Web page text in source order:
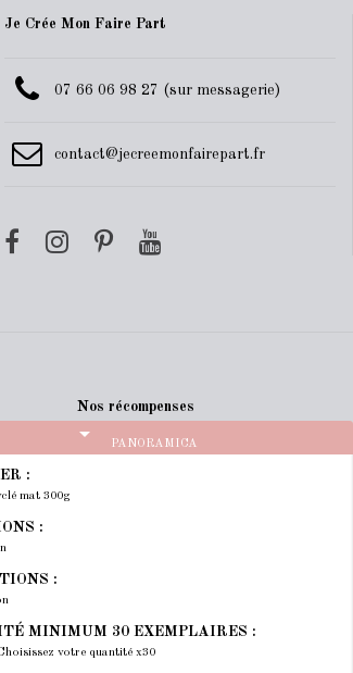
arrow_drop_down PANORAMICA
:
mat 300g
:
:
MINIMUM 30 EXEMPLAIRES :
votre quantité x30
Je Crée Mon Faire Part
07 66 06 98 27 (sur messagerie)
contact@jecreemonfairepart.fr
Nos récompenses
acceptez nosCGVet laRGPD.